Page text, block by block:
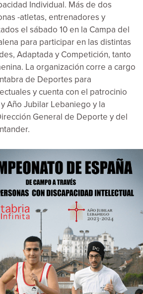
Individual. Más de dos
-atletas, entrenadores y
el sábado 10 en la Campa del
para participar en las distintas
Adaptada y Competición, tanto
La organización corre a cargo
de Deportes para
y cuenta con el patrocinio
Año Jubilar Lebaniego y la
General de Deporte y del